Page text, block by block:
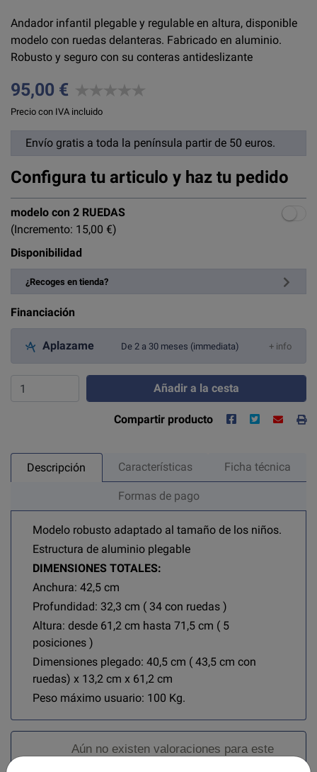
Andador infantil plegable y regulable en altura, disponible
modelo con ruedas delanteras. Fabricado en aluminio.
Robusto y seguro con su conteras antideslizante
95,00 €
Precio con IVA incluido
Envío gratis a toda la península partir de 50 euros.
Configura tu articulo y haz tu pedido
modelo con 2 RUEDAS
(Incremento: 15,00 €)
Disponibilidad
¿Recoges en tienda?
Financiación
Aplazame De 2 a 30 meses (immediata) + info
Añadir a la cesta
Compartir producto
Descripción Características Ficha técnica
Formas de pago
Modelo robusto adaptado al tamaño de los niños.
Estructura de aluminio plegable
DIMENSIONES TOTALES:
Anchura: 42,5 cm
Profundidad: 32,3 cm ( 34 con ruedas )
Altura: desde 61,2 cm hasta 71,5 cm ( 5
posiciones )
Dimensiones plegado: 40,5 cm ( 43,5 cm con
ruedas) x 13,2 cm x 61,2 cm
Peso máximo usuario: 100 Kg.
Aún no existen valoraciones para este